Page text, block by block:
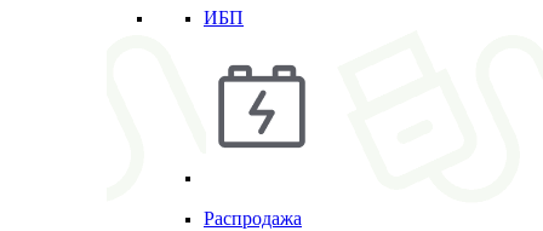
ИБП
Распродажа